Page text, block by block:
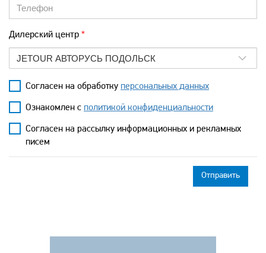
Дилерский центр
JETOUR АВТОРУСЬ ПОДОЛЬСК
Согласен на обработку персональных данных
Ознакомлен с политикой конфиденциальности
Согласен на рассылку информационных и рекламных
писем